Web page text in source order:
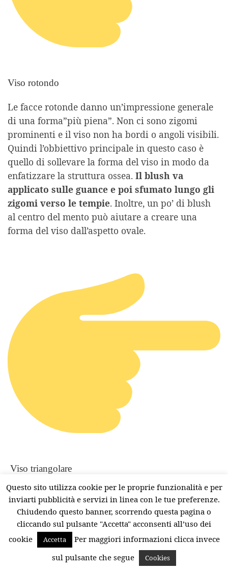
Viso rotondo
Le facce rotonde danno un’impressione generale
di una forma”più piena”. Non ci sono zigomi
prominenti e il viso non ha bordi o angoli visibili.
Quindi l’obbiettivo principale in questo caso è
quello di sollevare la forma del viso in modo da
enfatizzare la struttura ossea. Il blush va
applicato sulle guance e poi sfumato lungo gli
zigomi verso le tempie. Inoltre, un po’ di blush
al centro del mento può aiutare a creare una
forma del viso dall’aspetto ovale.
Viso triangolare
I volti triangolari sono caratterizzati da una
fronte ampia, zigomi alti e mento affusolato. La
metà inferiore del volto è notevolmente più stretta
della metà superiore. In questo caso
il blush
andrebbe applicato sulla parte più ampia degli
zigomi e sfumato fino a terminare nell’angolo
Questo sito utilizza cookie per le proprie funzionalità e per
inviarti pubblicità e servizi in linea con le tue preferenze.
Chiudendo questo banner, scorrendo questa pagina o
cliccando sul pulsante "Accetta" acconsenti all’uso dei
cookie
Accetta
Per maggiori informazioni clicca invece
sul pulsante che segue
Cookies